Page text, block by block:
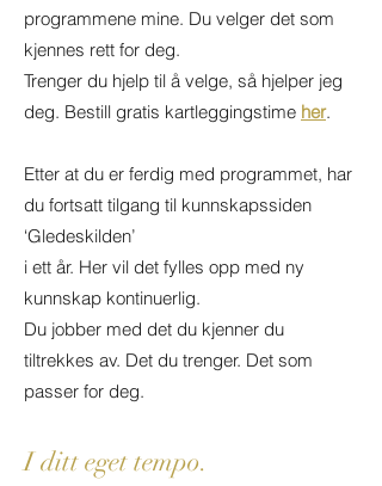
programmene mine. Du velger det som
kjennes rett for deg.
Trenger du hjelp til å velge, så hjelper jeg
deg. Bestill gratis kartleggingstime her.
Etter at du er ferdig med programmet, har
du fortsatt tilgang til kunnskapssiden
‘Gledeskilden’
i ett år. Her vil det fylles opp med ny
kunnskap kontinuerlig.
Du jobber med det du kjenner du
tiltrekkes av. Det du trenger. Det som
passer for deg.
I ditt eget tempo.